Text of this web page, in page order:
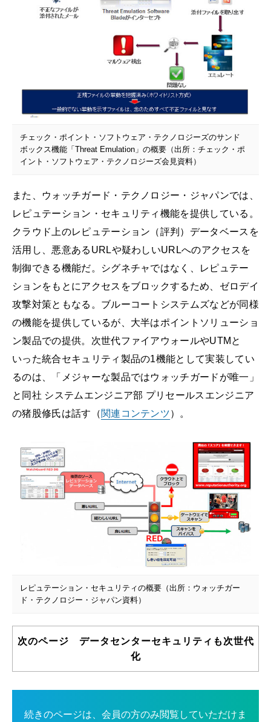
チェック・ポイント・ソフトウェア・テクノロジーズのサンド
ボックス機能「Threat Emulation」の概要（出所：チェック・ポ
イント・ソフトウェア・テクノロジーズ会見資料）
また、ウォッチガード・テクノロジー・ジャパンでは、
レピュテーション・セキュリティ機能を提供している。
クラウド上のレピュテーション（評判）データベースを
活用し、悪意あるURLや疑わしいURLへのアクセスを
制御できる機能だ。シグネチャではなく、レピュテー
ションをもとにアクセスをブロックするため、ゼロデイ
攻撃対策ともなる。ブルーコートシステムズなどが同様
の機能を提供しているが、大半はポイントソリューショ
ン製品での提供。次世代ファイアウォールやUTMと
いった統合セキュリティ製品の1機能として実装してい
るのは、「メジャーな製品ではウォッチガードが唯一」
と同社 システムエンジニア部 プリセールスエンジニア
の猪股修氏は話す（関連コンテンツ）。
レピュテーション・セキュリティの概要（出所：ウォッチガー
ド・テクノロジー・ジャパン資料）
次のページ データセンターセキュリティも次世代
化
続きのページは、会員の方のみ閲覧していただけま